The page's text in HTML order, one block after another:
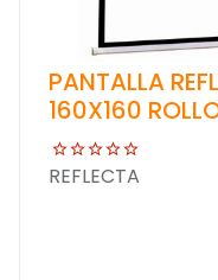
PANTALLA
160X160
REFLECTA